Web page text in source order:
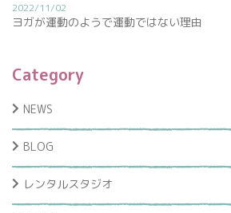
2022/11/02
ヨガが運動のようで運動ではない理由
Category
NEWS
BLOG
レンタルスタジオ